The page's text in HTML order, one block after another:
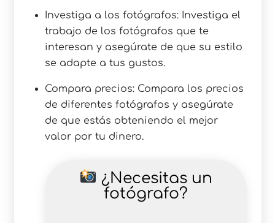
Investiga a los fotógrafos: Investiga el
trabajo de los fotógrafos que te
interesan y asegúrate de que su estilo
se adapte a tus gustos.
Compara precios: Compara los precios
de diferentes fotógrafos y asegúrate
de que estás obteniendo el mejor
valor por tu dinero.
¿Necesitas un
fotógrafo?